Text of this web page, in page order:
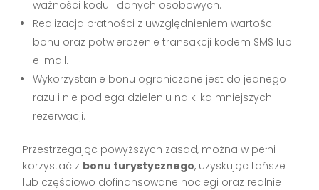
ważności kodu i danych osobowych.
Realizacja płatności z uwzględnieniem wartości
bonu oraz potwierdzenie transakcji kodem SMS lub
e-mail.
Wykorzystanie bonu ograniczone jest do jednego
razu i nie podlega dzieleniu na kilka mniejszych
rezerwacji.
Przestrzegając powyższych zasad, można w pełni
korzystać z bonu turystycznego, uzyskując tańsze
lub częściowo dofinansowane noclegi oraz realnie